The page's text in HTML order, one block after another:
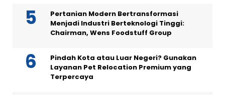
Pertanian Modern Bertransformasi
Menjadi Industri Berteknologi Tinggi:
Chairman, Wens Foodstuff Group
Pindah Kota atau Luar Negeri? Gunakan
Layanan Pet Relocation Premium yang
Terpercaya